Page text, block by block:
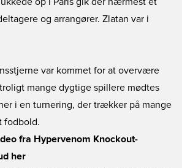
og arrangører. Zlatan var i
var kommet for at overvære
mange dygtige spillere mødtes
i en turnering, der trækker på mange
fodbold.
fra Hypervenom Knockout-
her